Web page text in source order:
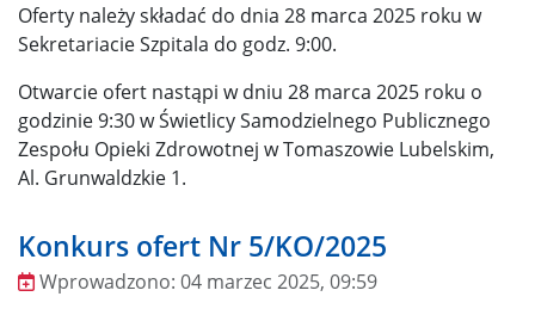
Oferty należy składać do dnia 28 marca 2025 roku w
Sekretariacie Szpitala do godz. 9:00.
Otwarcie ofert nastąpi w dniu 28 marca 2025 roku o
godzinie 9:30 w Świetlicy Samodzielnego Publicznego
Zespołu Opieki Zdrowotnej w Tomaszowie Lubelskim,
Al. Grunwaldzkie 1.
Konkurs ofert Nr 5/KO/2025
Wprowadzono
Wprowadzono: 04 marzec 2025, 09:59